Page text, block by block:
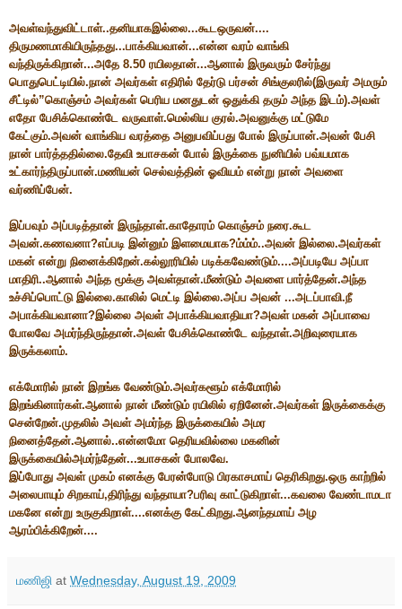
அவள்வந்துவிட்டாள்..தனியாகஇல்லை...கூடஒருவன்....
திருமணமாகியிருந்தது...பாக்கியவான்...என்ன வரம் வாங்கி
வந்திருக்கிறான்...அதே 8.50 ரயிலதான்...ஆனால் இருவரும் சேர்ந்து
பொதுபெட்டியில்.நான் அவர்கள் எதிரில் தேர்டு பர்சன் சிங்குலரில்(இருவர் அமரும்
சீட்டில்”கொஞ்சம் அவர்கள் பெரிய மனதுடன் ஒதுக்கி தரும் அந்த இடம்).அவள்
எதோ பேசிக்கொண்டே வருவாள்.மெல்லிய குரல்.அவனுக்கு மட்டுமே
கேட்கும்.அவன் வாங்கிய வரத்தை அனுபவிப்பது போல் இருப்பான்.அவன் பேசி
நான் பார்த்ததில்லை.தேவி உபாசகன் போல் இருக்கை நுனியில் பவ்யமாக
உட்கார்ந்திருப்பான்.மணியன் செல்வத்தின் ஓவியம் என்று நான் அவளை
வர்ணிப்பேன்.
இப்பவும் அப்படித்தான் இருந்தாள்.காதோரம் கொஞ்சம் நரை.கூட
அவன்.கணவனா?எப்படி இன்னும் இளமையாக?ம்ம்ம்..அவன் இல்லை.அவர்கள்
மகன் என்று நினைக்கிறேன்.கல்லூரியில் படிக்கவேண்டும்....அப்படியே அப்பா
மாதிரி..ஆனால் அந்த மூக்கு அவள்தான்.மீண்டும் அவளை பார்த்தேன்.அந்த
உச்சிப்பொட்டு இல்லை.காலில் மெட்டி இல்லை.அப்ப அவன் ...அடப்பாவி.நீ
அபாக்கியவானா?இல்லை அவள் அபாக்கியவாதியா?அவள் மகன் அப்பாவை
போலவே அமர்ந்திருந்தான்.அவள் பேசிக்கொண்டே வந்தாள்.அறிவுரையாக
இருக்கலாம்.
எக்மோரில் நான் இறங்க வேண்டும்.அவர்களூம் எக்மோரில்
இறங்கினார்கள்.ஆனால் நான் மீண்டும் ரயிலில் ஏறினேன்.அவர்கள் இருக்கைக்கு
சென்றேன்.முதலில் அவள் அமர்ந்த இருக்கையில் அமர
நினைத்தேன்.ஆனால்..என்னமோ தெரியவில்லை மகனின்
இருக்கையில்அமர்ந்தேன்...உபாசகன் போலவே.
இப்போது அவள் முகம் எனக்கு பேரன்போடு பிரகாசமாய் தெரிகிறது.ஒரு காற்றில்
அலைபாயும் சிறகாய்,திரிந்து வந்தாயா?பரிவு காட்டுகிறாள்...கவலை வேண்டாமடா
மகனே என்று உருகுகிறாள்....எனக்கு கேட்கிறது.ஆனந்தமாய் அழ
ஆரம்பிக்கிறேன்....
மணிஜி at Wednesday, August 19, 2009